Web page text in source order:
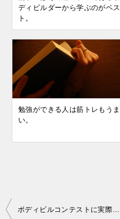
ディビルダーから学ぶのがベス
ト。
勉強ができる人は筋トレもうま
い。
投